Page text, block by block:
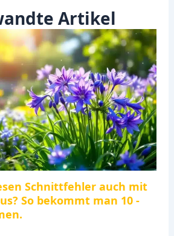
Artikel
Schnittfehler auch mit
So bekommt man 10 -